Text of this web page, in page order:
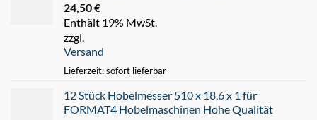
24,50€
Enthält 19% MwSt.
zzgl.
Versand
Lieferzeit: sofort lieferbar
12 Stück Hobelmesser 510 x 18,6 x 1 für
FORMAT4 Hobelmaschinen Hohe Qualität